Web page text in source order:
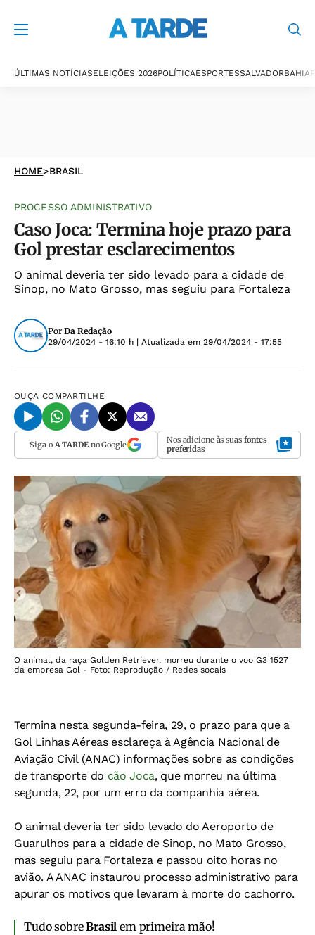
ÚLTIMAS NOTÍCIASELEIÇÕES 2026POLÍTICAESPORTESSALVADORBAHIA
HOME>BRASIL
PROCESSO ADMINISTRATIVO
Caso Joca: Termina hoje prazo para
Gol prestar esclarecimentos
O animal deveria ter sido levado para a cidade de
Sinop, no Mato Grosso, mas seguiu para Fortaleza
Por Da Redação
29/04/2024 - 16:10 h | Atualizada em 29/04/2024 - 17:55
OUÇA COMPARTILHE
Siga o A TARDEno Google Nos adicione às suas fontes
preferidas
O animal, da raça Golden Retriever, morreu durante o voo G3 1527
da empresa Gol - Foto: Reprodução / Redes socais
Termina nesta segunda-feira, 29, o prazo para que a
Gol Linhas Aéreas esclareça à Agência Nacional de
Aviação Civil (ANAC) informações sobre as condições
de transporte do cão Joca, que morreu na última
segunda, 22, por um erro da companhia aérea.
O animal deveria ter sido levado do Aeroporto de
Guarulhos para a cidade de Sinop, no Mato Grosso,
mas seguiu para Fortaleza e passou oito horas no
avião. A ANAC instaurou processo administrativo para
apurar os motivos que levaram à morte do cachorro.
Tudo sobreBrasil em primeira mão!